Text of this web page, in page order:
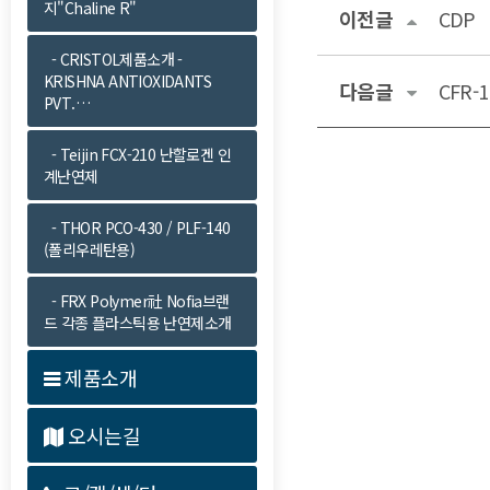
지"Chaline R"
- CRISTOL제품소개 -
KRISHNA ANTIOXIDANTS
PVT.…
- Teijin FCX-210 난할로겐 인
계난연제
- THOR PCO-430 / PLF-140
(폴리우레탄용)
- FRX Polymer社 Nofia브랜
드 각종 플라스틱용 난연제소개
제품소개
오시는길
이전글 CDP
다음글 CFR-